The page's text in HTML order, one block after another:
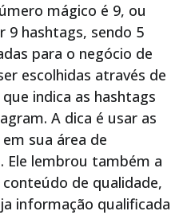
mágico é 9, ou
9 hashtags, sendo 5
para o negócio de
escolhidas através de
indica as hashtags
A dica é usar as
sua área de
Ele lembrou também a
de qualidade,
informação qualificada